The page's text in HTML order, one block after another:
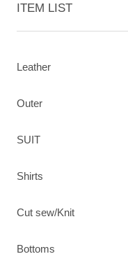
ITEM LIST
Leather
Outer
SUIT
Shirts
Cut sew/Knit
Bottoms